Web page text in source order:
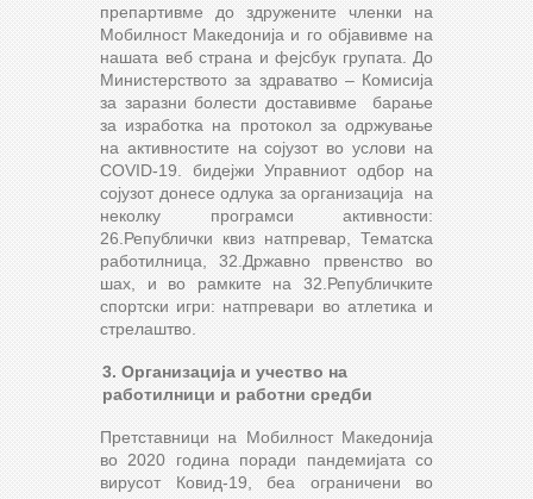
препартивме до здружените членки на
Мобилност Македонија и го објавивме на
нашата веб страна и фејсбук групата. До
Министерството за здраватво – Комисија
за заразни болести доставивме барање
за изработка на протокол за одржување
на активностите на сојузот во услови на
COVID-19. бидејжи Управниот одбор на
сојузот донесе одлука за организација на
неколку програмси активности:
26.Републички квиз натпревар, Тематска
работилница, 32.Државно првенство во
шах, и во рамките на 32.Републичките
спортски игри: натпревари во атлетика и
стрелаштво.
3. Организација и учество на
работилници и работни средби
Претставници на Мобилност Македонија
во 2020 година поради пандемијата со
вирусот Ковид-19, беа ограничени во